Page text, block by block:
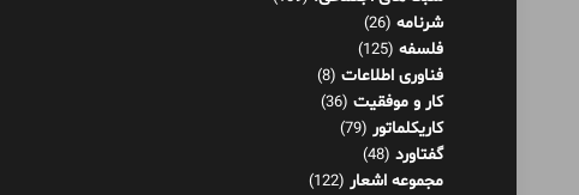
شرنامه (26)
فلسفه (125)
فناوری اطلاعات (8)
کار و موفقیت (36)
کاریکلماتور (79)
گفتاورد (48)
مجموعه اشعار (122)